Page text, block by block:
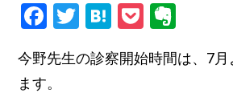
Facebook
Twitter
HatenaPocket
今野先生の診察開始時間は、7月
ます。